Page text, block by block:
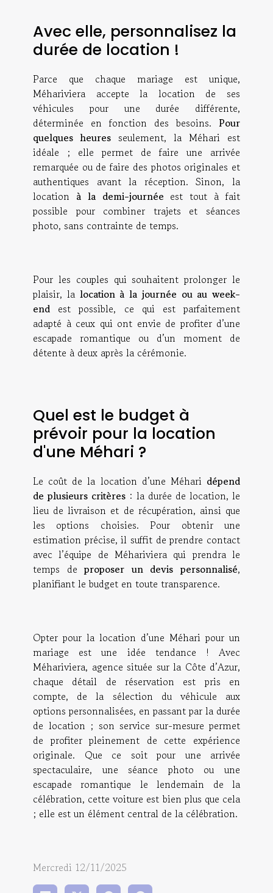
Avec elle, personnalisez la
durée de location !
Parce que chaque mariage est unique,
Méhariviera accepte la location de ses
véhicules pour une durée différente,
déterminée en fonction des besoins. Pour
quelques heures seulement, la Méhari est
idéale ; elle permet de faire une arrivée
remarquée ou de faire des photos originales et
authentiques avant la réception. Sinon, la
location à la demi-journée est tout à fait
possible pour combiner trajets et séances
photo, sans contrainte de temps.
Pour les couples qui souhaitent prolonger le
plaisir, la location à la journée ou au week-
end est possible, ce qui est parfaitement
adapté à ceux qui ont envie de profiter d’une
escapade romantique ou d’un moment de
détente à deux après la cérémonie.
Quel est le budget à
prévoir pour la location
d'une Méhari ?
Le coût de la location d’une Méhari dépend
de plusieurs critères : la durée de location, le
lieu de livraison et de récupération, ainsi que
les options choisies. Pour obtenir une
estimation précise, il suffit de prendre contact
avec l’équipe de Méhariviera qui prendra le
temps deproposer un devis personnalisé,
planifiant le budget en toute transparence.
Opter pour la location d’une Méhari pour un
mariage est une idée tendance ! Avec
Méhariviera, agence située sur la Côte d’Azur,
chaque détail de réservation est pris en
compte, de la sélection du véhicule aux
options personnalisées, en passant par la durée
de location ; son service sur-mesure permet
de profiter pleinement de cette expérience
originale. Que ce soit pour une arrivée
spectaculaire, une séance photo ou une
escapade romantique le lendemain de la
célébration, cette voiture est bien plus que cela
; elle est un élément central de la célébration.
Mercredi 12/11/2025